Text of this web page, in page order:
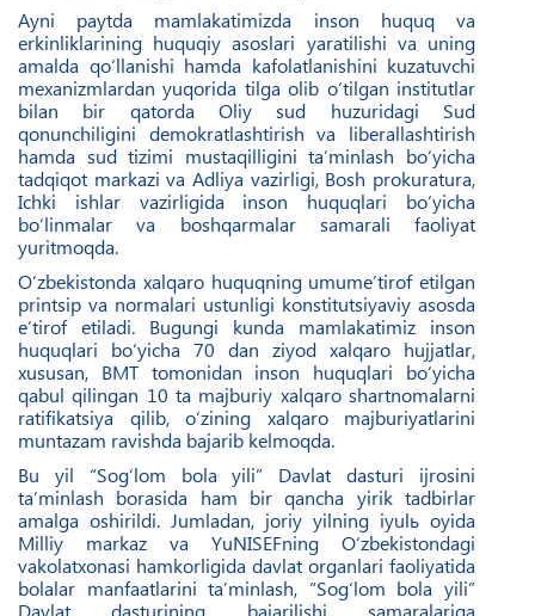
Ayni paytda mamlakatimizda inson huquq va
erkinliklarining huquqiy asoslari yaratilishi va uning
amalda qo‘llanishi hamda kafolatlanishini kuzatuvchi
mexanizmlardan yuqorida tilga olib o‘tilgan institutlar
bilan bir qatorda Oliy sud huzuridagi Sud
qonunchiligini demokratlashtirish va liberallashtirish
hamda sud tizimi mustaqilligini ta’minlash bo‘yicha
tadqiqot markazi va Adliya vazirligi, Bosh prokuratura,
Ichki ishlar vazirligida inson huquqlari bo‘yicha
bo‘linmalar va boshqarmalar samarali faoliyat
yuritmoqda.
O‘zbekistonda xalqaro huquqning umume’tirof etilgan
printsip va normalari ustunligi konstitutsiyaviy asosda
e’tirof etiladi. Bugungi kunda mamlakatimiz inson
huquqlari bo‘yicha 70 dan ziyod xalqaro hujjatlar,
xususan, BMT tomonidan inson huquqlari bo‘yicha
qabul qilingan 10 ta majburiy xalqaro shartnomalarni
ratifikatsiya qilib, o‘zining xalqaro majburiyatlarini
muntazam ravishda bajarib kelmoqda.
Bu yil “Sog‘lom bola yili” Davlat dasturi ijrosini
ta’minlash borasida ham bir qancha yirik tadbirlar
amalga oshirildi. Jumladan, joriy yilning iyulь oyida
Milliy markaz va YuNISEFning O‘zbekistondagi
vakolatxonasi hamkorligida davlat organlari faoliyatida
bolalar manfaatlarini ta’minlash, “Sog‘lom bola yili”